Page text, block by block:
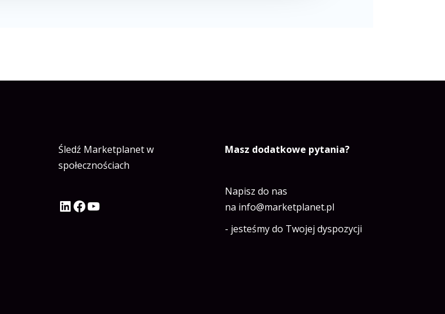
Śledź Marketplanet w
społecznościach
Profil Marketplanet na LinkedIn
Profil Marketplanet na Facebook
Kanał Marketplanet na YouTube
Masz dodatkowe pytania?
Napisz do nas
na info@marketplanet.pl
- jesteśmy do Twojej dyspozycji